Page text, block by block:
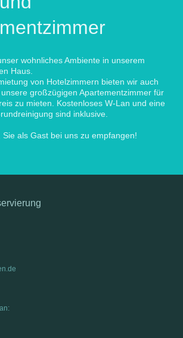
wohnliches Ambiente in unserem
Haus.
von Hotelzimmern bieten wir auch
großzügigen Apartementzimmer für
zu mieten. Kostenloses W-Lan und eine
sind inklusive.
als Gast bei uns zu empfangen!